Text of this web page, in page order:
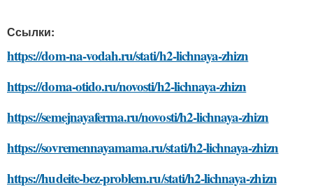
Ссылки:
https://dom-na-vodah.ru/stati/h2-lichnaya-zhizn
https://doma-otido.ru/novosti/h2-lichnaya-zhizn
https://semejnayaferma.ru/novosti/h2-lichnaya-zhizn
https://sovremennayamama.ru/stati/h2-lichnaya-zhizn
https://hudeite-bez-problem.ru/stati/h2-lichnaya-zhizn